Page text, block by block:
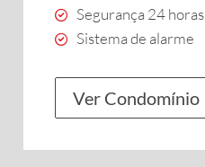
Segurança 24 horas
Sistema de alarme
Ver Condomínio